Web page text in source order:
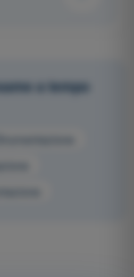
a tempo